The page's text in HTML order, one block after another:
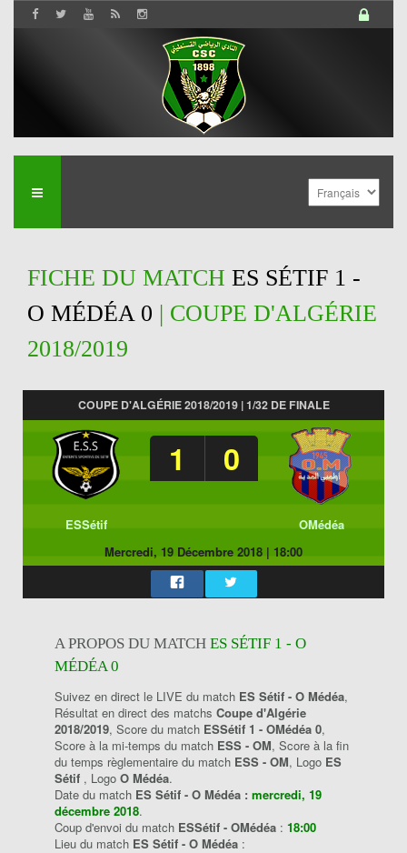
FICHE DU MATCH ES SÉTIF 1 -
O MÉDÉA 0 | COUPE D'ALGÉRIE
2018/2019
COUPE D'ALGÉRIE 2018/2019 | 1/32 DE FINALE
1 0
ESSétif
OMédéa
Mercredi, 19 Décembre 2018 | 18:00
A PROPOS DU MATCH ES SÉTIF 1 - O
MÉDÉA 0
Suivez en direct le LIVE du match ES Sétif - O Médéa,
Résultat en direct des matchs Coupe d'Algérie
2018/2019, Score du match ESSétif 1 - OMédéa 0,
Score à la mi-temps du match ESS - OM, Score à la fin
du temps règlementaire du match ESS - OM, Logo ES
Sétif , Logo O Médéa.
Date du match ES Sétif - O Médéa : mercredi, 19
décembre 2018.
Coup d'envoi du match ESSétif - OMédéa : 18:00
Lieu du match ES Sétif - O Médéa :